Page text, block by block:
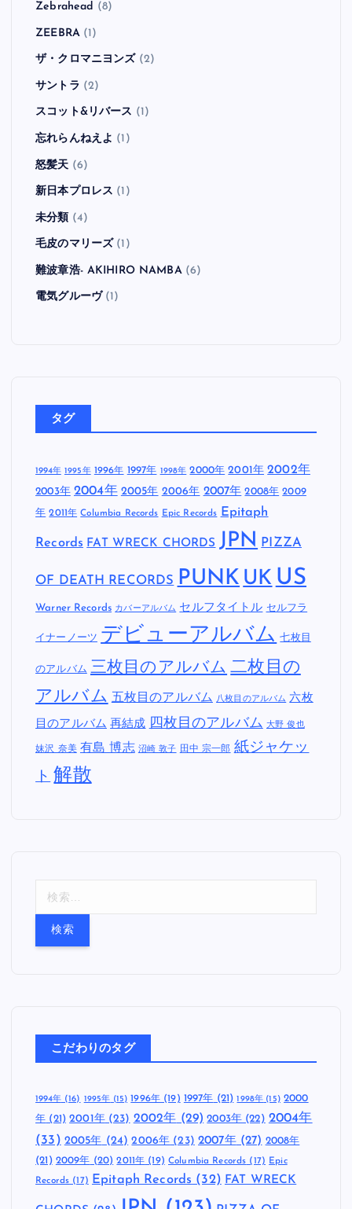
Zebrahead (8)
ZEEBRA(1)
ザ・クロマニヨンズ (2)
サントラ (2)
スコット&リバース (1)
忘れらんねえよ (1)
怒髪天 (6)
新日本プロレス (1)
未分類 (4)
毛皮のマリーズ (1)
難波章浩- AKIHIRO NAMBA(6)
電気グルーヴ(1)
タグ
1994年 1995年 1996年 1997年 1998年 2000年 2001年 2002年
2003年 2004年 2005年 2006年 2007年 2008年 2009
年 2011年 Columbia Records Epic Records Epitaph
Records FAT WRECK CHORDS JPN PIZZA
OF DEATH RECORDS PUNK UK US
Warner Records カバーアルバム セルフタイトル セルフラ
イナーノーツ デビューアルバム 七枚目
のアルバム 三枚目のアルバム 二枚目の
アルバム 五枚目のアルバム 八枚目のアルバム 六枚
目のアルバム 再結成 四枚目のアルバム 大野 俊也
妹沢 奈美 有島 博志 沼崎 敦子 田中 宗一郎 紙ジャケッ
ト 解散
こだわりのタグ
1994年(16) 1995年 (15) 1996年(19) 1997年 (21) 1998年 (15) 2000
年 (21) 2001年(23) 2002年 (29) 2003年 (22) 2004年
(33) 2005年 (24) 2006年 (23) 2007年(27) 2008年
(21) 2009年 (20) 2011年 (19) Columbia Records (17) Epic
Records (17) Epitaph Records (32) FAT WRECK